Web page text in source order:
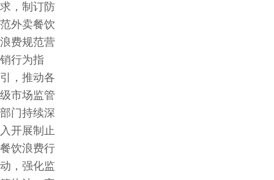
求，制订防
范外卖餐饮
浪费规范营
销行为指
引，推动各
级市场监管
部门持续深
入开展制止
餐饮浪费行
动，强化监